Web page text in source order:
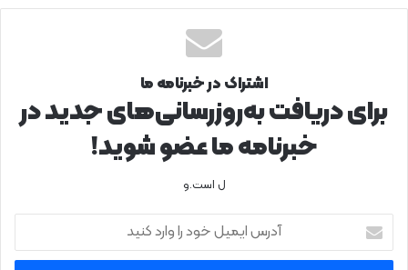
اشتراک در خبرنامه ما
برای دریافت به‌روزرسانی‌های جدید در
خبرنامه ما عضو شوید!
ل است.و
ایمیل
خود